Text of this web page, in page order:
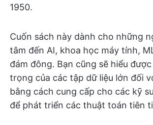
1950.
Cuốn sách này dành cho những
tâm đến AI, khoa học máy tính,
đám đông. Bạn cũng sẽ hiểu
trọng của các tập dữ liệu lớn đối
bằng cách cung cấp cho các kỹ
để phát triển các thuật toán tiên